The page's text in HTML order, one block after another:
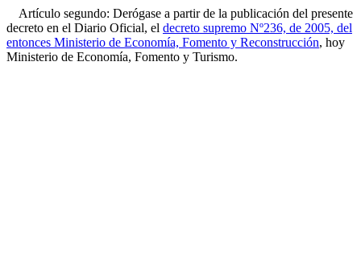
Artículo segundo: Derógase a partir de la publicación del presente
decreto en el Diario Oficial, el decreto supremo Nº236, de 2005, del
entonces Ministerio de Economía, Fomento y Reconstrucción, hoy
Ministerio de Economía, Fomento y Turismo.